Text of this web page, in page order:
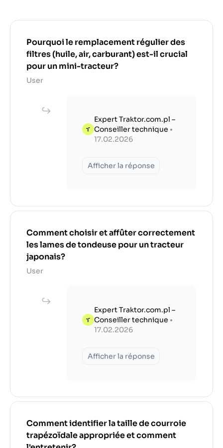
Pourquoi le remplacement régulier des
filtres (huile, air, carburant) est-il crucial
pour un mini-tracteur?
User
Expert Traktor.com.pl –
Conseiller technique •
17.02.2026
Afficher la réponse
Comment choisir et affûter correctement
les lames de tondeuse pour un tracteur
japonais?
User
Expert Traktor.com.pl –
Conseiller technique •
17.02.2026
Afficher la réponse
Comment identifier la taille de courroie
trapézoïdale appropriée et comment